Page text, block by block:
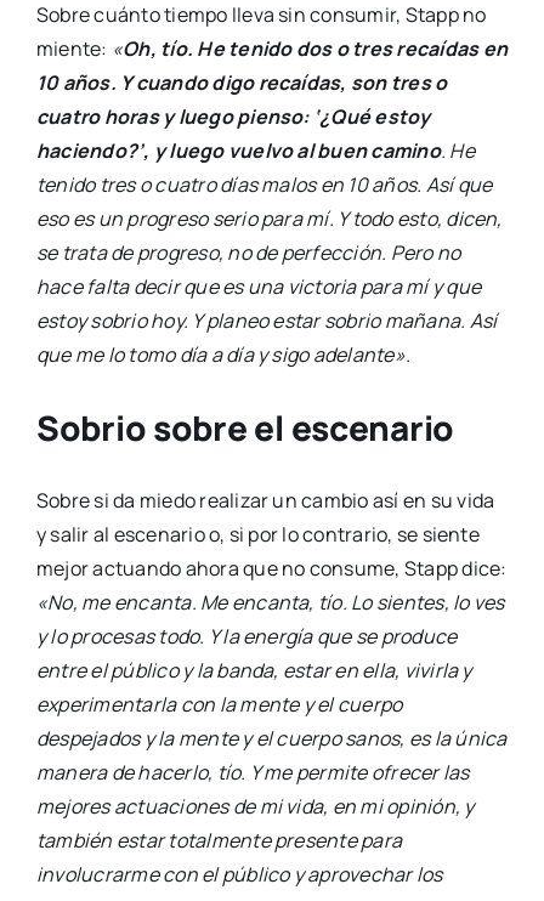
Sobre cuánto tiempo lleva sin consumir, Stapp no
miente: «Oh, tío. He tenido dos o tres recaídas en
10 años. Y cuando digo recaídas, son tres o
cuatro horas y luego pienso: ‘¿Qué estoy
haciendo?’, y luego vuelvo al buen camino. He
tenido tres o cuatro días malos en 10 años. Así que
eso es un progreso serio para mí. Y todo esto, dicen,
se trata de progreso, no de perfección. Pero no
hace falta decir que es una victoria para mí y que
estoy sobrio hoy. Y planeo estar sobrio mañana. Así
que me lo tomo día a día y sigo adelante».
Sobrio sobre el escenario
Sobre si da miedo realizar un cambio así en su vida
y salir al escenario o, si por lo contrario, se siente
mejor actuando ahora que no consume, Stapp dice:
«No, me encanta. Me encanta, tío. Lo sientes, lo ves
y lo procesas todo. Y la energía que se produce
entre el público y la banda, estar en ella, vivirla y
experimentarla con la mente y el cuerpo
despejados y la mente y el cuerpo sanos, es la única
manera de hacerlo, tío. Y me permite ofrecer las
mejores actuaciones de mi vida, en mi opinión, y
también estar totalmente presente para
involucrarme con el público y aprovechar los